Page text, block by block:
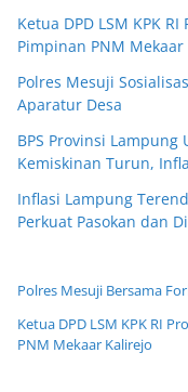
Ketua DPD LSM KPK
Pimpinan PNM
Polres Mesuji
Aparatur Desa
BPS Provinsi
Kemiskinan Turun,
Inflasi Lampung
Perkuat Pasokan dan
Polres Mesuji Bersama
Ketua DPD LSM KPK RI
PNM Mekaar Kalirejo